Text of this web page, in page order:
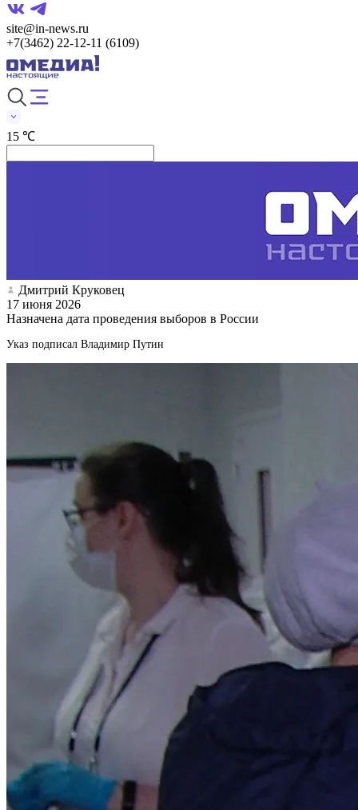
site@in-news.ru
+7(3462) 22-12-11 (6109)
15 ℃
Дмитрий Круковец
17 июня 2026
Назначена дата проведения выборов в России
Указ подписал Владимир Путин